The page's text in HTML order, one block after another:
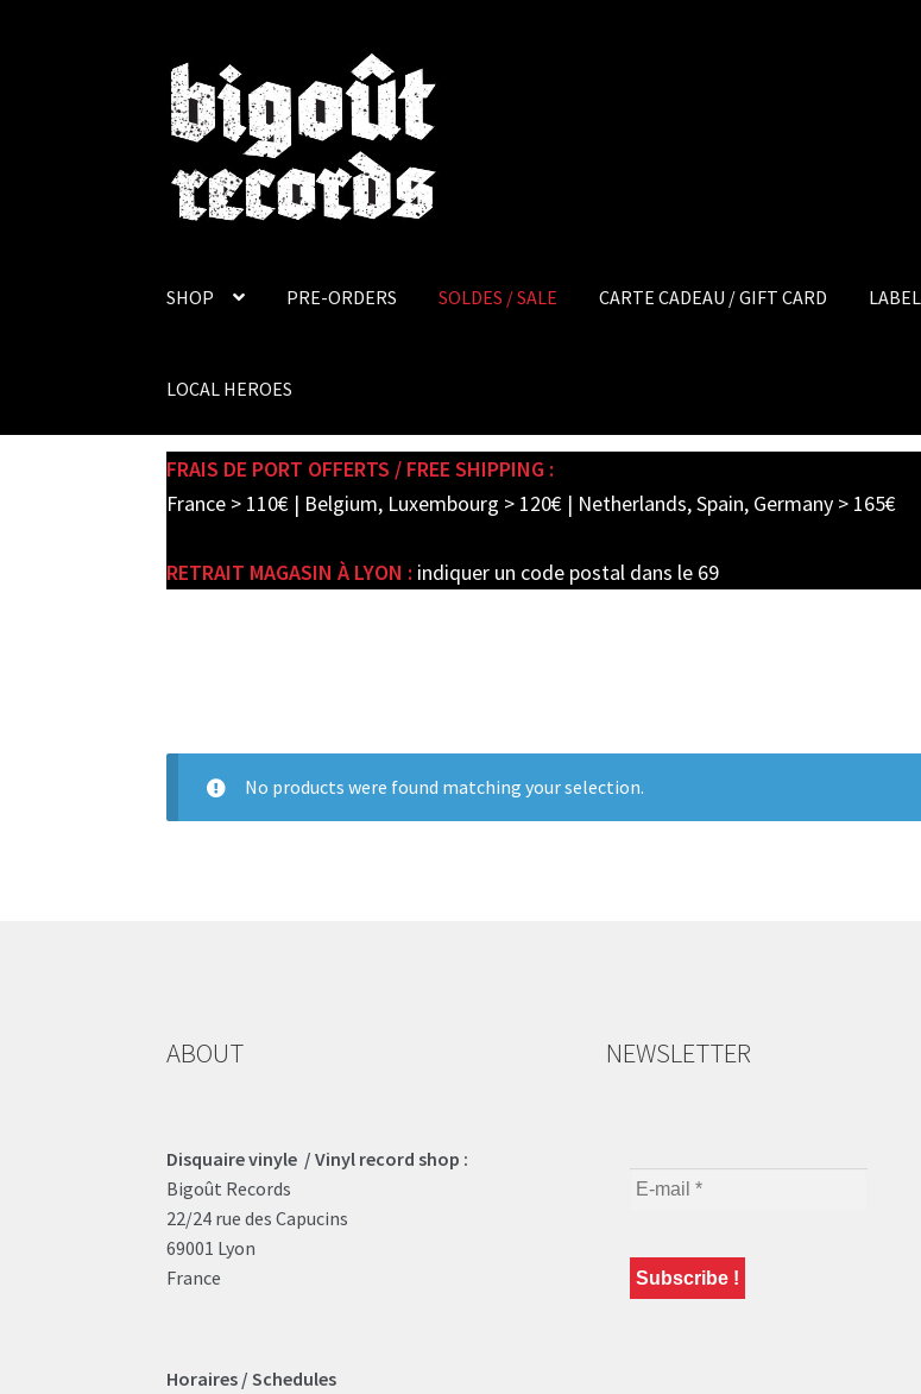
Skip
to
navigation
Skip
to
content
SHOP PRE-ORDERS SOLDES / SALE CARTE CADEAU / GIFT CARD LABEL
LOCAL HEROES
FRAIS DE PORT OFFERTS / FREE SHIPPING :
France > 110€ | Belgium, Luxembourg > 120€ | Netherlands, Spain, Germany > 165€
RETRAIT MAGASIN À LYON : indiquer un code postal dans le 69
No products were found matching your selection.
ABOUT
Disquaire vinyle / Vinyl record shop :
Bigoût Records
22/24 rue des Capucins
69001 Lyon
France
Horaires / Schedules
NEWSLETTER